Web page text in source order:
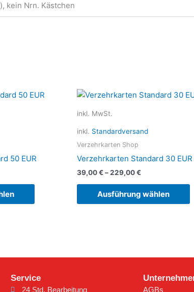
kein Nrn. Kästchen
50 EUR
Dieses
auf.
auf
inkl. MwSt.
inkl. Standardversand
Verzehrkarten Shop
Verzehrkarten Standard 30 EUR
39,00€–229,00€
Ausführung wählen
Service
24 Std. Bearbeitung AGBs